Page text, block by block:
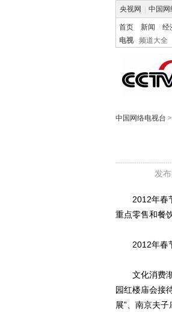
央视网 中国网
首页 新闻 经
电视
频道大全
中国网络电视台 >
发
2012年春节
重点零售和餐
2012年春节
文化消费渐
园红楼庙会接
展”、南京夫